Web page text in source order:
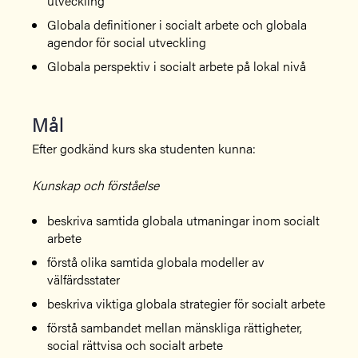
Globala definitioner i socialt arbete och globala
agendor för social utveckling
Globala perspektiv i socialt arbete på lokal nivå
Mål
Efter godkänd kurs ska studenten kunna:
Kunskap och förståelse
beskriva samtida globala utmaningar inom socialt
arbete
förstå olika samtida globala modeller av
välfärdsstater
beskriva viktiga globala strategier för socialt arbete
förstå sambandet mellan mänskliga rättigheter,
social rättvisa och socialt arbete